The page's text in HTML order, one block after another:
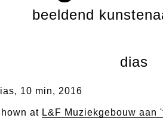
beeldend
dias
10 min, 2016
at L&F Muziekgebouw aan